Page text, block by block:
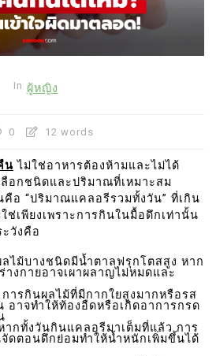
In ผู้หญิง
0 12 words
น ไม่ใช่อาหารต้องห้ามและไม่ได้
ลือกชนิดและปริมาณที่เหมาะสม
อ “ปริมาณแคลอรีรวมทั้งวัน” ที่เกิน
ช่เพียงเพราะการกินในมื้อดึกเท่านั้น
วังคือ
ไม้บางชนิดมีน้ำตาลฟรุกโตสสูง หาก
งกายอาจเผาผลาญไม่หมดและ
ารกินผลไม้ที่มีกากใยสูงมากหรือรส
อาจทำให้ท้องอืดหรือเกิดอาการกรด
ากทั้งวันกินแคลอรีมาเต็มที่แล้ว การ
ดตอนดึกย่อมทำให้น้ำหนักเพิ่มขึ้นได้